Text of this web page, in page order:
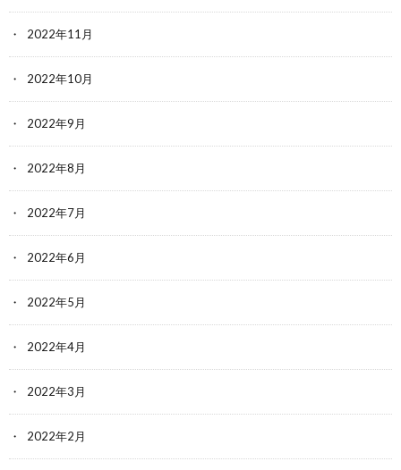
2022年11月
2022年10月
2022年9月
2022年8月
2022年7月
2022年6月
2022年5月
2022年4月
2022年3月
2022年2月